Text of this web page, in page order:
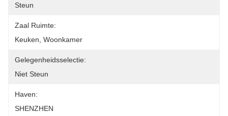
Steun
Zaal Ruimte:
Keuken, Woonkamer
Gelegenheidsselectie:
Niet Steun
Haven:
SHENZHEN